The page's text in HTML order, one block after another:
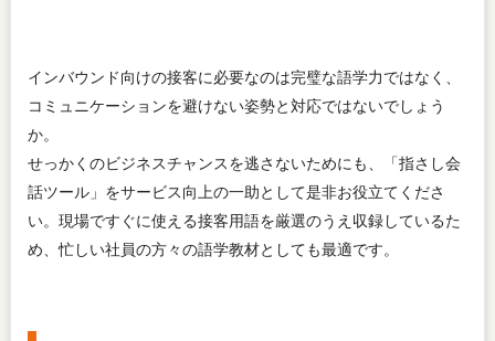
インバウンド向けの接客に必要なのは完璧な語学力ではなく、
コミュニケーションを避けない姿勢と対応ではないでしょう
か。
せっかくのビジネスチャンスを逃さないためにも、「指さし会
話ツール」をサービス向上の一助として是非お役立てくださ
い。現場ですぐに使える接客用語を厳選のうえ収録しているた
め、忙しい社員の方々の語学教材としても最適です。